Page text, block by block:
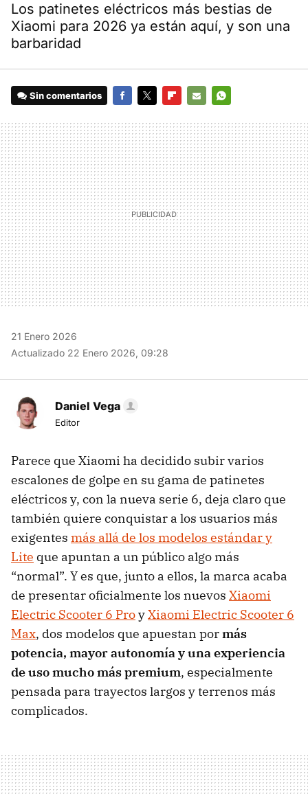
Los patinetes eléctricos más bestias de
Xiaomi para 2026 ya están aquí, y son una
barbaridad
Sin comentarios
MAIL
21 Enero 2026
Actualizado 22 Enero 2026, 09:28
Daniel Vega
Editor
Parece que Xiaomi ha decidido subir varios
escalones de golpe en su gama de patinetes
eléctricos y, con la nueva serie 6, deja claro que
también quiere conquistar a los usuarios más
exigentes más allá de los modelos estándar y
Lite que apuntan a un público algo más
“normal”. Y es que, junto a ellos, la marca acaba
de presentar oficialmente los nuevos Xiaomi
Electric Scooter 6 ProyXiaomi Electric Scooter 6
Max, dos modelos que apuestan pormás
potencia, mayor autonomía y una experiencia
de uso mucho más premium, especialmente
pensada para trayectos largos y terrenos más
complicados.